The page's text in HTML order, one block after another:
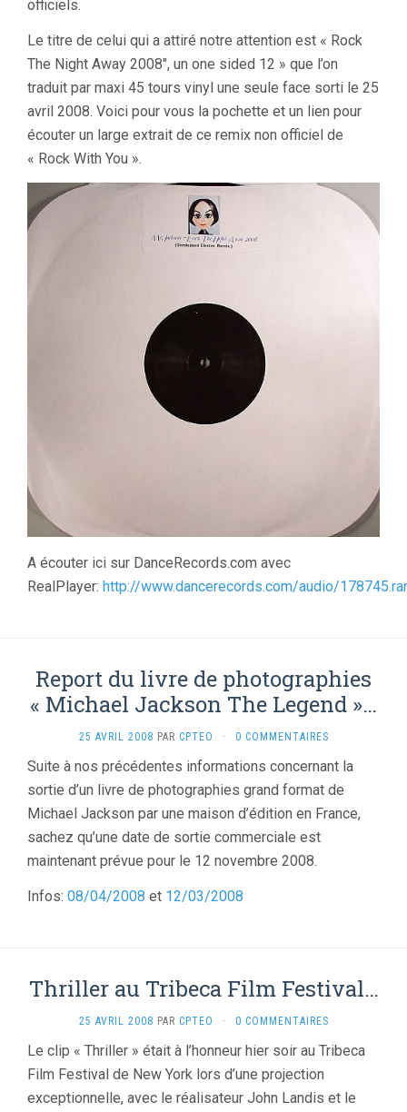
officiels.
Le titre de celui qui a attiré notre attention est « Rock
The Night Away 2008″, un one sided 12 » que l’on
traduit par maxi 45 tours vinyl une seule face sorti le 25
avril 2008. Voici pour vous la pochette et un lien pour
écouter un large extrait de ce remix non officiel de
« Rock With You ».
A écouter ici sur DanceRecords.com avec
RealPlayer: http://www.dancerecords.com/audio/
Report du livre de photographies
« Michael Jackson The Legend »…
25 AVRIL 2008 PAR CPTEO · 0 COMMENTAIRES
Suite à nos précédentes informations concernant la
sortie d’un livre de photographies grand format de
Michael Jackson par une maison d’édition en France,
sachez qu’une date de sortie commerciale est
maintenant prévue pour le 12 novembre 2008.
Infos: 08/04/2008 et 12/03/2008
Thriller au Tribeca Film Festival…
25 AVRIL 2008 PAR CPTEO · 0 COMMENTAIRES
Le clip « Thriller » était à l’honneur hier soir au Tribeca
Film Festival de New York lors d’une projection
exceptionnelle, avec le réalisateur John Landis et le